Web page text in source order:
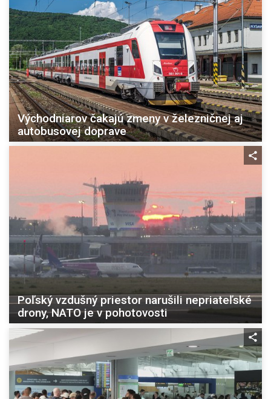
Východniarov čakajú zmeny v železničnej aj
autobusovej doprave
Poľský vzdušný priestor narušili nepriateľské
drony, NATO je v pohotovosti